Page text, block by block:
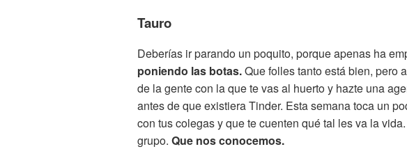
Tauro
Deberías ir parando un poquito, porque apenas ha
poniendo las botas.Que folles tanto está bien, pero
de la gente con la que te vas al huerto y hazte una
antes de que existiera Tinder. Esta semana toca un
con tus colegas y que te cuenten qué tal les va la
grupo. Que nos conocemos.